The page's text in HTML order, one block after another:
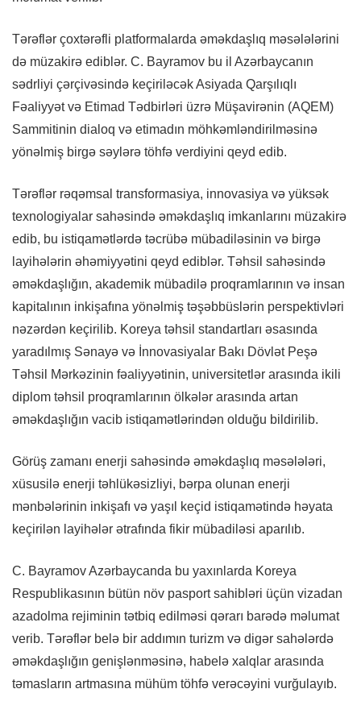
Tərəflər çoxtərəfli platformalarda əməkdaşlıq məsələlərini
də müzakirə ediblər. C. Bayramov bu il Azərbaycanın
sədrliyi çərçivəsində keçiriləcək Asiyada Qarşılıqlı
Fəaliyyət və Etimad Tədbirləri üzrə Müşavirənin (AQEM)
Sammitinin dialoq və etimadın möhkəmləndirilməsinə
yönəlmiş birgə səylərə töhfə verdiyini qeyd edib.
Tərəflər rəqəmsal transformasiya, innovasiya və yüksək
texnologiyalar sahəsində əməkdaşlıq imkanlarını müzakirə
edib, bu istiqamətlərdə təcrübə mübadiləsinin və birgə
layihələrin əhəmiyyətini qeyd ediblər. Təhsil sahəsində
əməkdaşlığın, akademik mübadilə proqramlarının və insan
kapitalının inkişafına yönəlmiş təşəbbüslərin perspektivləri
nəzərdən keçirilib. Koreya təhsil standartları əsasında
yaradılmış Sənayə və İnnovasiyalar Bakı Dövlət Peşə
Təhsil Mərkəzinin fəaliyyətinin, universitetlər arasında ikili
diplom təhsil proqramlarının ölkələr arasında artan
əməkdaşlığın vacib istiqamətlərindən olduğu bildirilib.
Görüş zamanı enerji sahəsində əməkdaşlıq məsələləri,
xüsusilə enerji təhlükəsizliyi, bərpa olunan enerji
mənbələrinin inkişafı və yaşıl keçid istiqamətində həyata
keçirilən layihələr ətrafında fikir mübadiləsi aparılıb.
C. Bayramov Azərbaycanda bu yaxınlarda Koreya
Respublikasının bütün növ pasport sahibləri üçün vizadan
azadolma rejiminin tətbiq edilməsi qərarı barədə məlumat
verib. Tərəflər belə bir addımın turizm və digər sahələrdə
əməkdaşlığın genişlənməsinə, habelə xalqlar arasında
təmasların artmasına mühüm töhfə verəcəyini vurğulayıb.